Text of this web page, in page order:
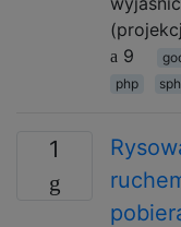
9
php
1